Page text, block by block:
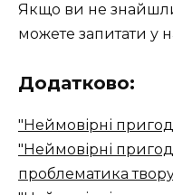
Якщо ви не знайшли
можете запитати у
Додатково:
"Неймовірні
"Неймовірні
проблематика